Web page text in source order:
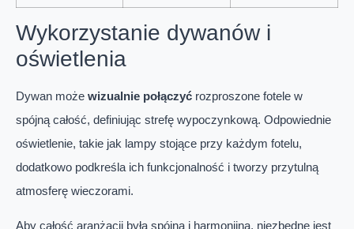
Wykorzystanie dywanów i
oświetlenia
Dywan może wizualnie połączyć rozproszone fotele w
spójną całość, definiując strefę wypoczynkową. Odpowiednie
oświetlenie, takie jak lampy stojące przy każdym fotelu,
dodatkowo podkreśla ich funkcjonalność i tworzy przytulną
atmosferę wieczorami.
Aby całość aranżacji była spójna i harmonijna, niezbędne jest